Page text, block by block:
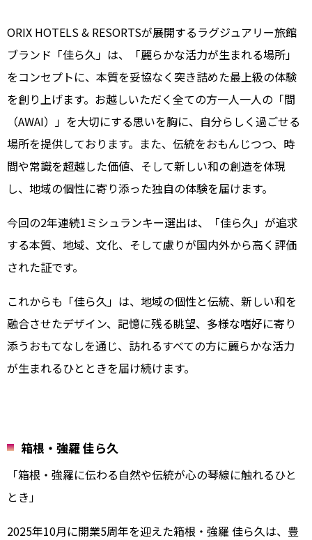
ORIX HOTELS & RESORTSが展開するラグジュアリー旅館
ブランド「佳ら久」は、「麗らかな活力が生まれる場所」
をコンセプトに、本質を妥協なく突き詰めた最上級の体験
を創り上げます。お越しいただく全ての方一人一人の「間
（AWAI）」を大切にする思いを胸に、自分らしく過ごせる
場所を提供しております。また、伝統をおもんじつつ、時
間や常識を超越した価値、そして新しい和の創造を体現
し、地域の個性に寄り添った独自の体験を届けます。
今回の2年連続1ミシュランキー選出は、「佳ら久」が追求
する本質、地域、文化、そして慮りが国内外から高く評価
された証です。
これからも「佳ら久」は、地域の個性と伝統、新しい和を
融合させたデザイン、記憶に残る眺望、多様な嗜好に寄り
添うおもてなしを通じ、訪れるすべての方に麗らかな活力
が生まれるひとときを届け続けます。
箱根・強羅 佳ら久
「箱根・強羅に伝わる自然や伝統が心の琴線に触れるひと
とき」
2025年10月に開業5周年を迎えた箱根・強羅 佳ら久は、豊